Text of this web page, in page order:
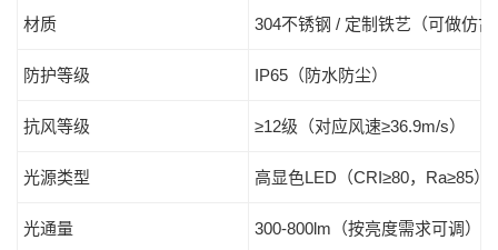
材质 304不锈钢 / 定制铁艺（可做仿
防护等级 IP65（防水防尘）
抗风等级 ≥12级（对应风速≥36.9m/s）
光源类型 高显色LED（CRI≥80，Ra≥85）
光通量 300-800lm（按亮度需求可调）